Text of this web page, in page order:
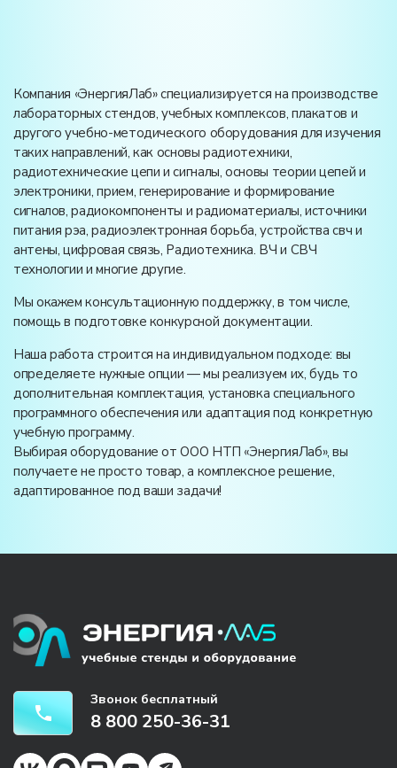
Компания «ЭнергияЛаб» специализируется на производстве
лабораторных стендов, учебных комплексов, плакатов и
другого учебно-методического оборудования для изучения
таких направлений, как основы радиотехники,
радиотехнические цепи и сигналы, основы теории цепей и
электроники, прием, генерирование и формирование
сигналов, радиокомпоненты и радиоматериалы, источники
питания рэа, радиоэлектронная борьба, устройства свч и
антены, цифровая связь, Радиотехника. ВЧ и СВЧ
технологии и многие другие.
Мы окажем консультационную поддержку, в том числе,
помощь в подготовке конкурсной документации.
Наша работа строится на индивидуальном подходе: вы
определяете нужные опции — мы реализуем их, будь то
дополнительная комплектация, установка специального
программного обеспечения или адаптация под конкретную
учебную программу.
Выбирая оборудование от ООО НТП «ЭнергияЛаб», вы
получаете не просто товар, а комплексное решение,
адаптированное под ваши задачи!
Звонок бесплатный
8 800 250-36-31